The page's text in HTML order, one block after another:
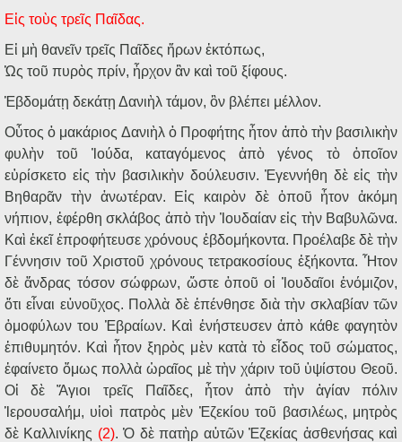
Εἰς τοὺς τρεῖς Παῖδας.
Εἰ μὴ θανεῖν τρεῖς Παῖδες ἤρων ἐκτόπως,
Ὡς τοῦ πυρὸς πρίν, ἦρχον ἂν καὶ τοῦ ξίφους.
Ἑβδομάτῃ δεκάτῃ Δανιὴλ τάμον, ὃν βλέπει μέλλον.
Οὗτοςὁ μακάριος Δανιὴλ ὁΠροφήτης ἦτον ἀπὸτὴν βασιλικὴν
φυλὴν τοῦ Ἰ ούδα, καταγόμενοςἀπὸ γένος τὸ ὁποῖον
εὑρίσκετο εἰς τὴν βασιλικὴν δούλευσιν.Ἐγεννήθη δὲεἰς τὴν
Βηθαρᾶν τὴν ἀνωτέραν. Εἰς καιρὸν δὲ ὁποῦ ἦτον ἀκόμη
νήπιον, ἐφέρθη σκλάβος ἀπὸτὴν Ἰ ουδαίαν εἰς τὴν Βαβυλῶνα.
Καὶ ἐκεῖ ἐπροφήτευσε χρόνους ἑβδομήκοντα. Προέλαβε δὲτὴν
Γέννησιν τοῦ Χριστοῦ χρόνους τετρακοσίους ἑξήκοντα. Ἦτον
δὲ ἄνδρας τόσον σώφρων, ὥστε ὁποῦ οἱ Ἰ ουδαῖοι ἐνόμιζον,
ὅτι εἶναι εὐνοῦχος. Πολλὰ δὲ ἐπένθησε διὰτὴν σκλαβίαν τῶν
ὁμοφύλων του Ἑβραίων. Καὶ ἐνήστευσενἀπὸ κάθε φαγητὸν
ἐπιθυμητόν. Καὶ ἦτον ξηρὸς μὲν κατὰτὸεἶδος τοῦ σώματος,
ἐφαίνετο ὅμως πολλὰ ὡραῖος μὲτὴν χάριν τοῦ ὑψίστου Θεοῦ.
Οἱ δὲ Ἅγιοι τρεῖς Παῖδες, ἦτονἀπὸ τὴν ἁγίαν πόλιν
Ἱ ερουσαλήμ, υἱοὶ πατρὸς μὲν Ἐζεκίου τοῦ βασιλέως, μητρὸς
δὲ Καλλινίκης (2).Ὁ δὲπατὴρ αὐτῶνἘζεκίας ἀσθενήσας καὶ